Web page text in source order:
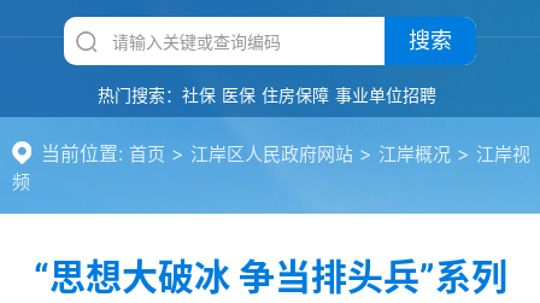
搜索
热门搜索： 社保 医保 住房保障 事业单位招聘
当前位置: 首页 > 江岸区人民政府网站 > 江岸概况 > 江岸视
频
“思想大破冰 争当排头兵”系列